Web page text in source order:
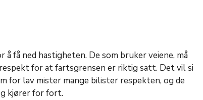
få ned hastigheten. De som bruker veiene, må
for at fartsgrensen er riktig satt. Det vil si
for lav mister mange bilister respekten, og de
kjører for fort.